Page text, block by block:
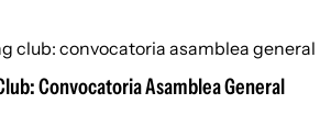
Convocatoria Asamblea General